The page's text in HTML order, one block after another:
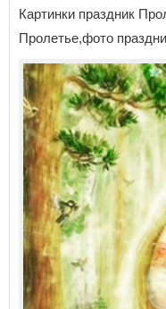
Картинки праздник
Пролетье,фото